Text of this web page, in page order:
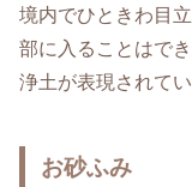
境内でひときわ目
部に入ることはで
浄土が表現されてい
お砂ふみ